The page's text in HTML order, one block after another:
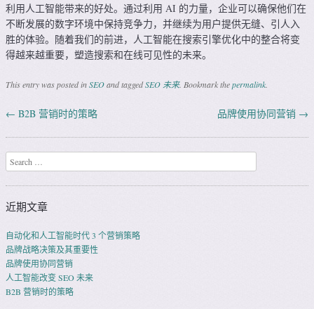
利用人工智能带来的好处。通过利用 AI 的力量，企业可以确保他们在
不断发展的数字环境中保持竞争力，并继续为用户提供无缝、引人入
胜的体验。随着我们的前进，人工智能在搜索引擎优化中的整合将变
得越来越重要，塑造搜索和在线可见性的未来。
This entry was posted inSEOand taggedSEO 未来. Bookmark thepermalink
Post navigation
← B2B 营销时的策略 品牌使用协同营销 →
Search
近期文章
自动化和人工智能时代 3 个营销策略
品牌战略决策及其重要性
品牌使用协同营销
人工智能改变 SEO 未来
B2B 营销时的策略